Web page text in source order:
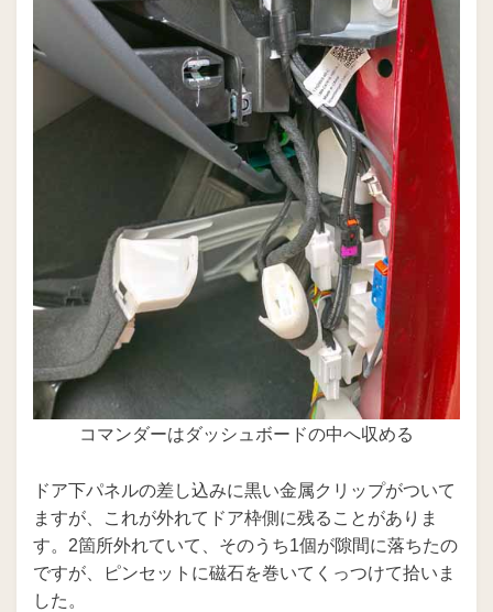
コマンダーはダッシュボードの中へ収める
ドア下パネルの差し込みに黒い金属クリップがついて
ますが、これが外れてドア枠側に残ることがありま
す。2箇所外れていて、そのうち1個が隙間に落ちたの
ですが、ピンセットに磁石を巻いてくっつけて拾いま
した。